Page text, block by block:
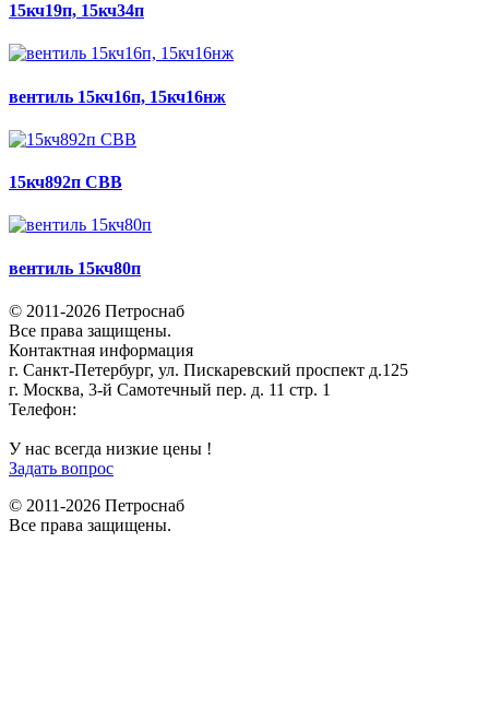
15кч19п, 15кч34п
вентиль 15кч16п, 15кч16нж
15кч892п СВВ
вентиль 15кч80п
© 2011-2026 Петроснаб
Все права защищены.
Контактная информация
г. Санкт-Петербург, ул. Пискаревский проспект д.125
г. Москва, 3-й Самотечный пер. д. 11 стр. 1
Телефон:
У нас всегда низкие цены !
Задать вопрос
© 2011-2026 Петроснаб
Все права защищены.